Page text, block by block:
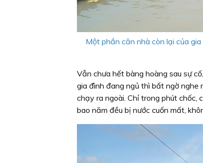
Một phần căn nhà còn lại của
Vẫn chưa hết bàng hoàng sau sự
gia đình đang ngủ thì bất ngờ nghe
chạy ra ngoài. Chỉ trong phút chốc,
bao năm đều bị nước cuốn mất,